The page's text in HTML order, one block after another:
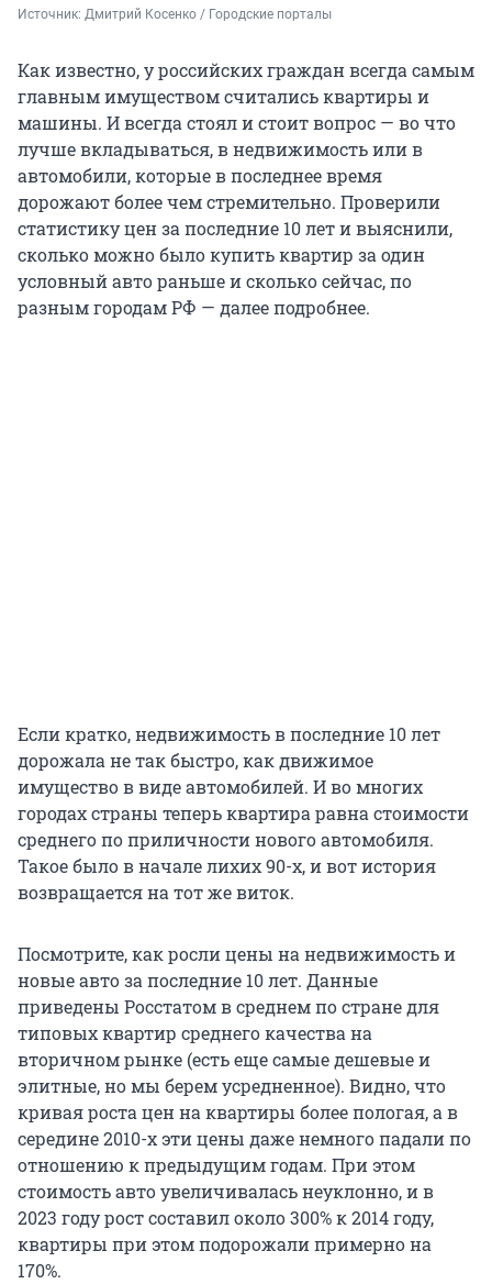
Источник: Дмитрий Косенко / Городские порталы
Как известно, у российских граждан всегда самым
главным имуществом считались квартиры и
машины. И всегда стоял и стоит вопрос — во что
лучше вкладываться, в недвижимость или в
автомобили, которые в последнее время
дорожают более чем стремительно. Проверили
статистику цен за последние 10 лет и выяснили,
сколько можно было купить квартир за один
условный авто раньше и сколько сейчас, по
разным городам РФ — далее подробнее.
Если кратко, недвижимость в последние 10 лет
дорожала не так быстро, как движимое
имущество в виде автомобилей. И во многих
городах страны теперь квартира равна стоимости
среднего по приличности нового автомобиля.
Такое было в начале лихих 90-х, и вот история
возвращается на тот же виток.
Посмотрите, как росли цены на недвижимость и
новые авто за последние 10 лет. Данные
приведены Росстатом в среднем по стране для
типовых квартир среднего качества на
вторичном рынке (есть еще самые дешевые и
элитные, но мы берем усредненное). Видно, что
кривая роста цен на квартиры более пологая, а в
середине 2010-х эти цены даже немного падали по
отношению к предыдущим годам. При этом
стоимость авто увеличивалась неуклонно, и в
2023 году рост составил около 300% к 2014 году,
квартиры при этом подорожали примерно на
170%.